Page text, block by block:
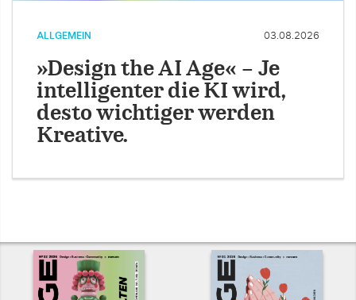
ALLGEMEIN 03.08.2026
»Design the AI Age« – Je
intelligenter die KI wird,
desto wichtiger werden
Kreative.